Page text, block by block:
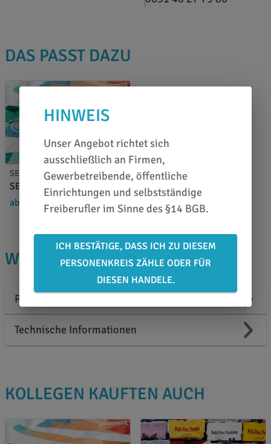
DAS PASST DAZU
SEF Textil-Digitaldruck
SEF Tatoo - 50 cm
ab 11,34 €
/ m² 18,84 €
WISSENSWERTES
Produktbeschreibung
Technische Informationen
KOLLEGEN KAUFTEN AUCH
HINWEIS
Unser Angebot richtet sich
ausschließlich an Firmen,
Gewerbetreibende, öffentliche
Einrichtungen und selbstständige
Freiberufler im Sinne des §14 BGB.
ICH BESTÄTIGE, DASS ICH ZU DIESEM
PERSONENKREIS ZÄHLE ODER FÜR
DIESEN HANDELE.